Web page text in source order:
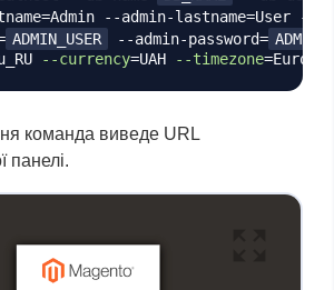
=Admin --admin-lastname=User --
ADMIN_USER --admin-password=
--currency=UAH --timezone=
команда виведе URL
панелі.